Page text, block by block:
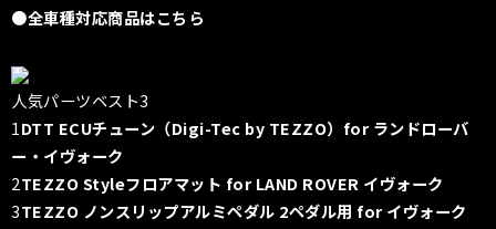
●全車種対応商品はこちら
人気パーツベスト3
1DTT ECUチューン（Digi-Tec by TEZZO）for ランドローバ
ー・イヴォーク
2TEZZO Styleフロアマット for LAND ROVER イヴォーク
3TEZZO ノンスリップアルミペダル 2ペダル用 for イヴォーク